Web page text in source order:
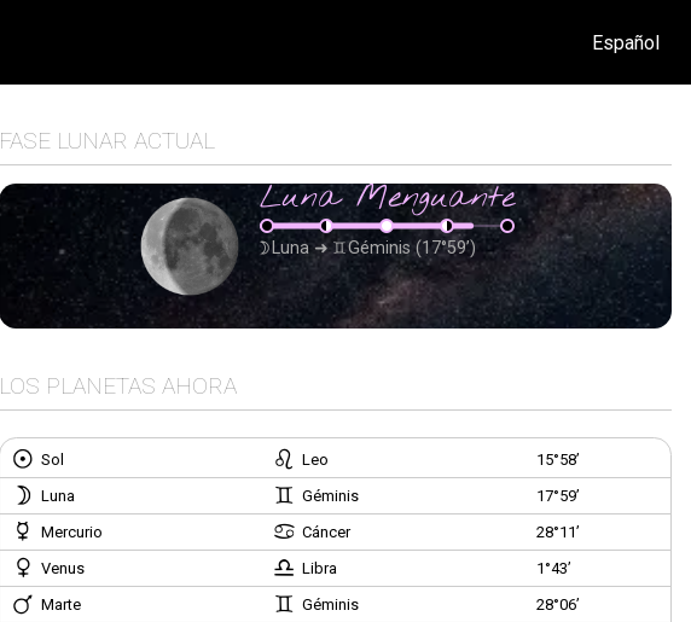
FASE LUNAR ACTUAL
Luna Menguante
Luna➜ Géminis (17°59’)
LOS PLANETAS AHORA
Sol Leo
15°58’
Luna
Géminis
17°59’
Mercurio
Cáncer
28°11’
Venus
Libra
1°43’
Marte
Géminis
28°06’
Español